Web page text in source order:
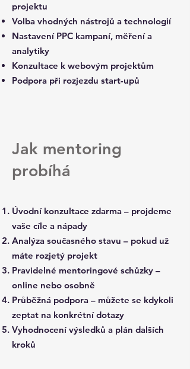
projektu
Volba vhodných nástrojů a technologií
Nastavení PPC kampaní, měření a
analytiky
Konzultace k webovým projektům
Podpora při rozjezdu start-upů
Jak mentoring
probíhá
Úvodní konzultace zdarma – projdeme
vaše cíle a nápady
Analýza současného stavu – pokud už
máte rozjetý projekt
Pravidelné mentoringové schůzky –
online nebo osobně
Průběžná podpora – můžete se kdykoli
zeptat na konkrétní dotazy
Vyhodnocení výsledků a plán dalších
kroků